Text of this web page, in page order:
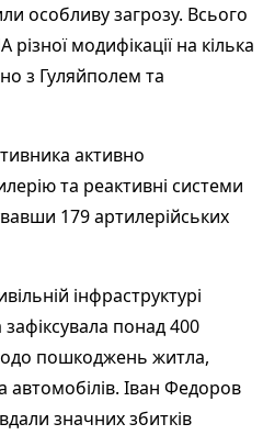
особливу загрозу. Всього
модифікації на кілька
з Гуляйполем та
активно
та реактивні системи
179 артилерійських
інфраструктурі
понад 400
пошкоджень житла,
автомобілів. Іван Федоров
значних збитків